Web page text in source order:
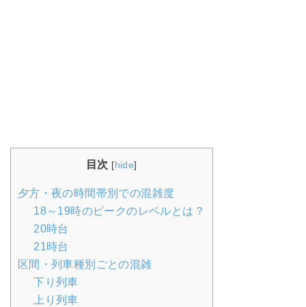
目次 [hide]
夕方・夜の時間帯別での混雑度
18～19時のピークのレベルとは？
20時台
21時台
区間・列車種別ごとの混雑
下り列車
上り列車